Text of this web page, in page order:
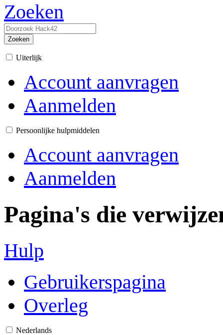
Zoeken
Zoeken
Uiterlijk
Account aanvragen
Aanmelden
Persoonlijke hulpmiddelen
Account aanvragen
Aanmelden
Pagina's die
Hulp
Gebruikerspagina
Overleg
Nederlands